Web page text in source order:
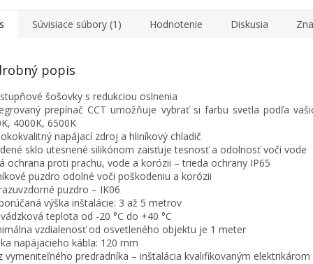
Súvisiace súbory (1) Hodnotenie Diskusia
popis
šošovky s redukciou oslnenia
prepínač CCT umožňuje vybrať si farbu svetla podľa
4000K, 6500K
napájací zdroj a hliníkový chladič
sklo utesnené silikónom zaisťuje tesnosť a odolnosť voči vode
ochrana proti prachu, vode a korózii – trieda ochrany IP65
puzdro odolné voči poškodeniu a korózii
puzdro – IK06
výška inštalácie: 3 až 5 metrov
teplota od -20 °C do +40 °C
vzdialenosť od osvetleného objektu je 1 meter
napájacieho kábla: 120 mm
vymeniteľného predradníka – inštalácia kvalifikovaným elektrikárom